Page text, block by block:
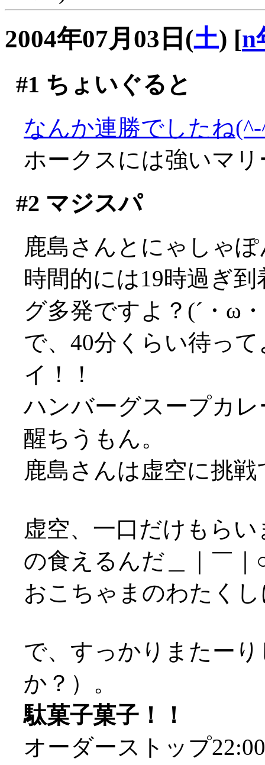
2004年07月03日(土) [n
#1 ちょいぐると
なんか連勝でしたね
ホークスには強いマ
#2 マジスパ
鹿島さんとにゃしゃ
時間的には19時過ぎ
グ多発ですよ？(´・ω
で、40分くらい待っ
イ！！
ハンバーグスープカ
醒ちうもん。
鹿島さんは虚空に挑
虚空、一口だけもら
の食えるんだ＿｜￣｜
おこちゃまのわたく
で、すっかりまたー
か？）。
駄菓子菓子！！
オーダーストップ